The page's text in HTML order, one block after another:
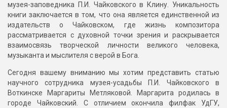
музея-заповедника П.И. Чайковского в Клину. Уникальность
книги заключается в том, что она является единственной из
издательств о Чайковском, где жизнь композитора
рассматривается с духовной точки зрения и раскрывается
взаимосвязь творческой личности великого человека,
музыканта и мыслителя с верой в Бога.
Сегодня вашему вниманию мы хотим представить статью
научного сотрудника музея-усадьбы П.И. Чайковского в
Воткинске Маргариты Метляковой. Маргарита родилась в
городе Чайковский. С отличием окончила филфак УдГУ,